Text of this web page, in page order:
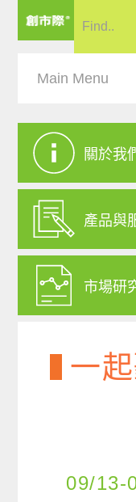
關於我
產品與
市場研
一
09/13-